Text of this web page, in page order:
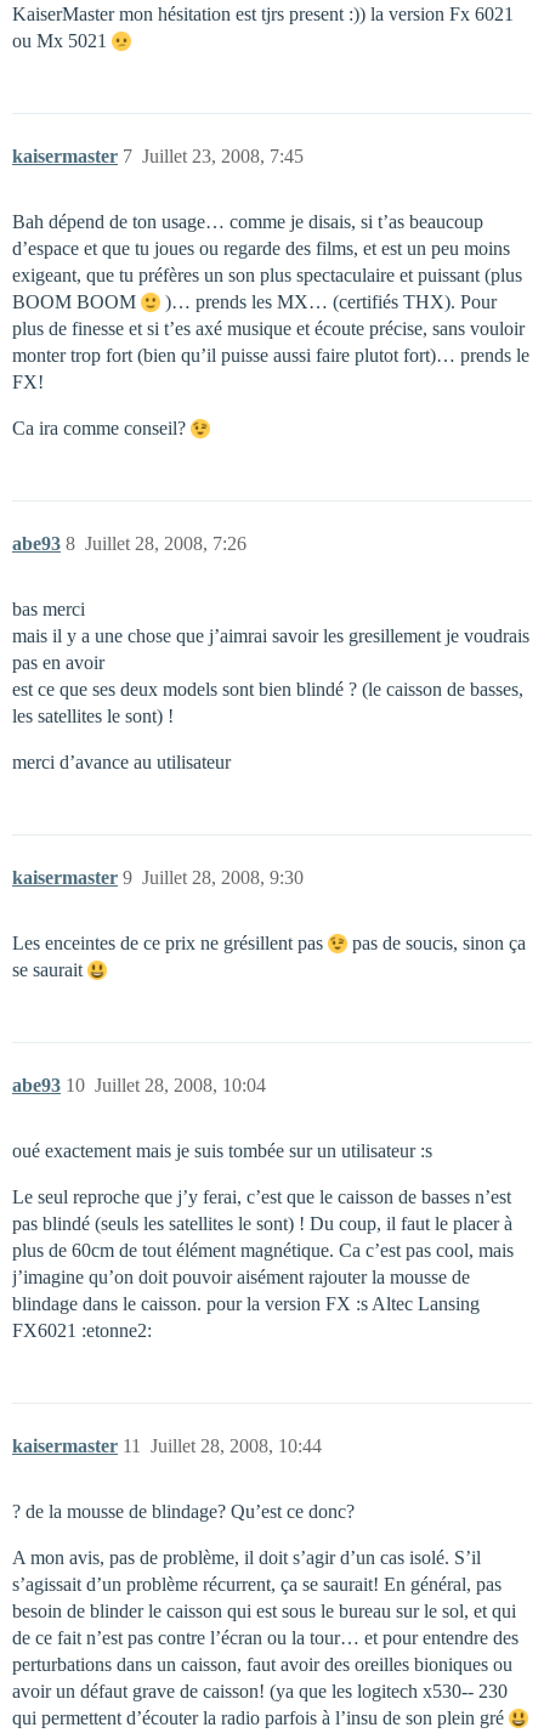
KaiserMaster mon hésitation est tjrs present :)) la version Fx 6021
ou Mx 5021
kaisermaster Juillet 23, 2008, 7:45
7
Bah dépend de ton usage… comme je disais, si t’as beaucoup
d’espace et que tu joues ou regarde des films, et est un peu moins
exigeant, que tu préfères un son plus spectaculaire et puissant (plus
BOOM BOOM
)… prends les MX… (certifiés THX). Pour
plus de finesse et si t’es axé musique et écoute précise, sans vouloir
monter trop fort (bien qu’il puisse aussi faire plutot fort)… prends le
FX!
Ca ira comme conseil?
abe93 Juillet 28, 2008, 7:26
8
bas merci
mais il y a une chose que j’aimrai savoir les gresillement je voudrais
pas en avoir
est ce que ses deux models sont bien blindé ? (le caisson de basses,
les satellites le sont) !
merci d’avance au utilisateur
kaisermaster Juillet 28, 2008, 9:30
9
Les enceintes de ce prix ne grésillent pas
pas de soucis, sinon ça
se saurait
abe93 Juillet 28, 2008, 10:04
10
oué exactement mais je suis tombée sur un utilisateur :s
Le seul reproche que j’y ferai, c’est que le caisson de basses n’est
pas blindé (seuls les satellites le sont) ! Du coup, il faut le placer à
plus de 60cm de tout élément magnétique. Ca c’est pas cool, mais
j’imagine qu’on doit pouvoir aisément rajouter la mousse de
blindage dans le caisson. pour la version FX :s Altec Lansing
FX6021 :etonne2:
kaisermaster Juillet 28, 2008, 10:44
11
? de la mousse de blindage? Qu’est ce donc?
A mon avis, pas de problème, il doit s’agir d’un cas isolé. S’il
s’agissait d’un problème récurrent, ça se saurait! En général, pas
besoin de blinder le caisson qui est sous le bureau sur le sol, et qui
de ce fait n’est pas contre l’écran ou la tour… et pour entendre des
perturbations dans un caisson, faut avoir des oreilles bioniques ou
avoir un défaut grave de caisson! (ya que les logitech x530-- 230
qui permettent d’écouter la radio parfois à l’insu de son plein gré